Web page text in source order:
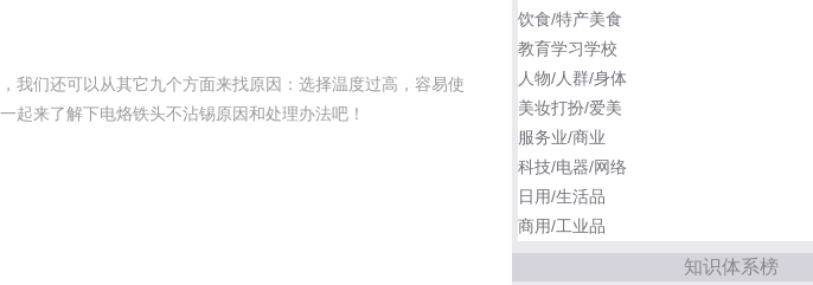
我们还可以从其它九个方面来找原因：选择温度过高，容易使
起来了解下电烙铁头不沾锡原因和处理办法吧！
饮食/特产美食
教育学习学校
人物/人群/身体
美妆打扮/爱美
服务业/商业
科技/电器/网络
日用/生活品
商用/工业品
知识体系榜